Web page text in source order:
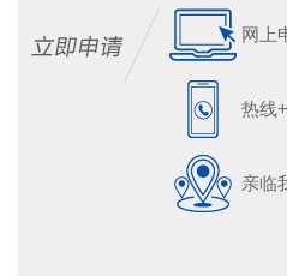
网上
热线
亲临